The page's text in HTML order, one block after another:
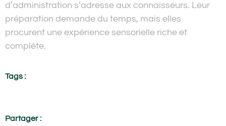
d’administration s’adresse aux connaisseurs. Leur
préparation demande du temps, mais elles
procurent une expérience sensorielle riche et
complète.
Tags :
Partager :